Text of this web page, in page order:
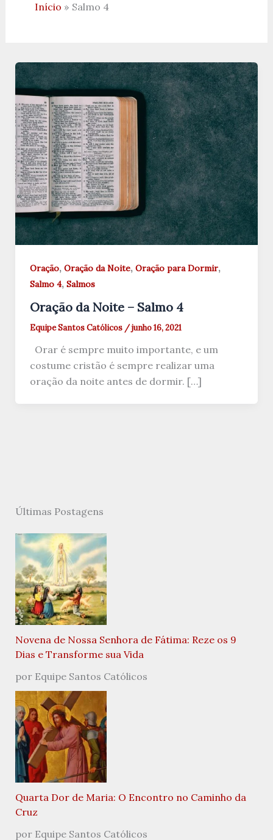
Início Salmo 4
Oração, Oração da Noite, Oração para Dormir,
Salmo 4, Salmos
Oração da Noite – Salmo 4
Equipe Santos Católicos /junho 16, 2021
Orar é sempre muito importante, e um
costume cristão é sempre realizar uma
oração da noite antes de dormir. […]
Últimas Postagens
Novena de Nossa Senhora de Fátima: Reze os 9
Dias e Transforme sua Vida
por Equipe Santos Católicos
Quarta Dor de Maria: O Encontro no Caminho da
Cruz
por Equipe Santos Católicos